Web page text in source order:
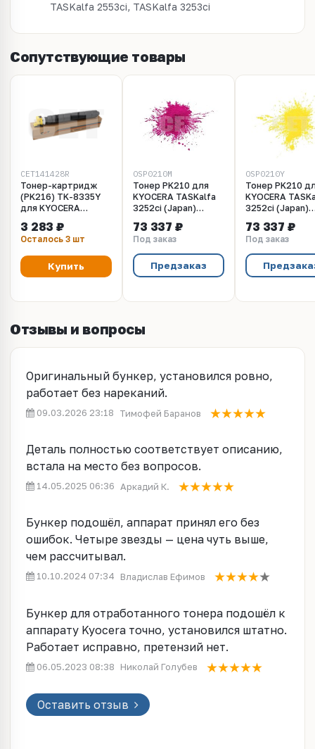
TASKalfa 2553ci, TASKalfa 3253ci
Сопутствующие товары
CET141428R
Тонер-картридж
(PK216) TK-8335Y
для KYOCERA
3252ci/3253ci (CET)
Yellow, 240г, 15000
стр., CET141428R
3 283 ₽
Осталось 3 шт
Купить
OSP0210M
Тонер PK210 для
KYOCERA TASKalfa
3252ci (Japan)
мешок, (унив.),
OSP0210M
73 337 ₽
Под заказ
Предзаказ
OSP0210Y
Тонер PK210
KYOCERA
3252ci (Japan)
(унив.),
73 337 ₽
Под заказ
Отзывы и вопросы
Оригинальный бункер, установился ровно,
работает без нареканий.
09.03.2026 23:18 Тимофей Баранов
Деталь полностью соответствует описанию,
встала на место без вопросов.
14.05.2025 06:36 Аркадий К.
Бункер подошёл, аппарат принял его без
ошибок. Четыре звезды — цена чуть выше,
чем рассчитывал.
10.10.2024 07:34 Владислав Ефимов
Бункер для отработанного тонера подошёл к
аппарату Kyocera точно, установился штатно.
Работает исправно, претензий нет.
06.05.2023 08:38 Николай Голубев
Оставить отзыв